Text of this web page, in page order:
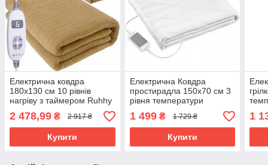
Електрична ковдра
180х130 см 10 рівнів
нагріву з таймером Ruhhy
26224
2 478,99 ₴ 2 917 ₴
Купити
Електрична Ковдра
простирадла 150х70 см 3
рівня температури
ProfiCare PC-WUB 3060
Потужність 60 Вт
1 499₴ 1 729 ₴
Купити
50
1